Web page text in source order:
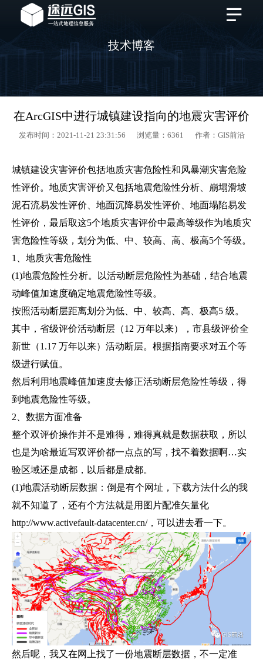
技术博客
在ArcGIS中进行城镇建设指向的地震灾害评价
发布时间：2021-11-21 23:31:56 浏览量：6361 作者：GIS前沿
城镇建设灾害评价包括地质灾害危险性和风暴潮灾害危险
性评价。地质灾害评价又包括地震危险性分析、崩塌滑坡
泥石流易发性评价、地面沉降易发性评价、地面塌陷易发
性评价，最后取这5个地质灾害评价中最高等级作为地质灾
害危险性等级，划分为低、中、较高、高、极高5个等级。
1、地质灾害危险性
(1)地震危险性分析。以活动断层危险性为基础，结合地震
动峰值加速度确定地震危险性等级。
按照活动断层距离划分为低、中、较高、高、极高5 级。
其中，省级评价活动断层（12 万年以来），市县级评价全
新世（1.17 万年以来）活动断层。根据指南要求对五个等
级进行赋值。
然后利用地震峰值加速度去修正活动断层危险性等级，得
到地震危险性等级。
2、数据方面准备
整个双评价操作并不是难得，难得真就是数据获取，所以
也是为啥最近写双评价都一点点的写，找不着数据啊…实
验区域还是成都，以后都是成都。
(1)地震活动断层数据：倒是有个网址，下载方法什么的我
就不知道了，还有个方法就是用图片配准矢量化
http://www.activefault-datacenter.cn/，可以进去看一下。
然后呢，我又在网上找了一份地震断层数据，不一定准